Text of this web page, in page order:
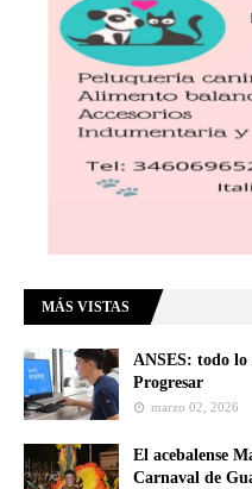
MÁS VISTAS
ANSES: todo lo
Progresar
marzo 02, 2026
El acebalense
Carnaval de